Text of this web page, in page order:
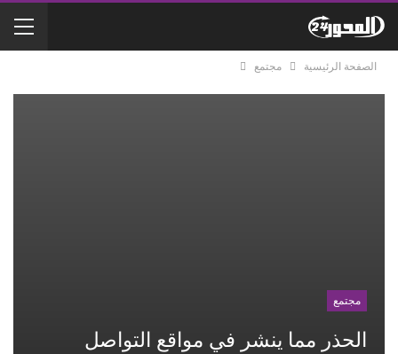
الصفحة الرئيسية مجتمع
مجتمع
الحذر مما ينشر في مواقع التواصل